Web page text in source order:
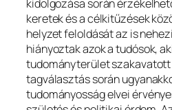
kidolgozása során
keretek és a célkitűzések
helyzet feloldását az is
hiányoztak azok a tudósok,
tudományterület szakavatott
tagválasztás során
tudományosság elvei